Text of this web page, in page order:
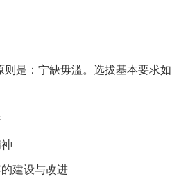
则是：宁缺毋滥。选拔基本要求如
建设与改进